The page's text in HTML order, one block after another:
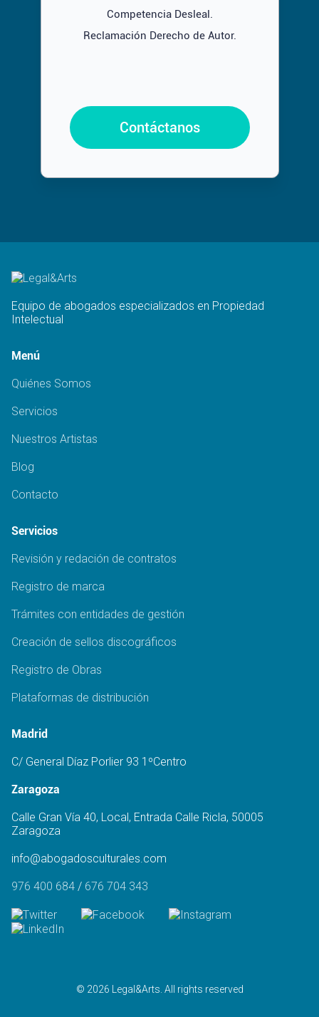
Competencia Desleal.
Reclamación Derecho de Autor.
Contáctanos
Equipo de abogados especializados en Propiedad
Intelectual
Menú
Quiénes Somos
Servicios
Nuestros Artistas
Blog
Contacto
Servicios
Revisión y redación de contratos
Registro de marca
Trámites con entidades de gestión
Creación de sellos discográficos
Registro de Obras
Plataformas de distribución
Madrid
C/ General Díaz Porlier 93 1ºCentro
Zaragoza
Calle Gran Vía 40, Local, Entrada Calle Ricla, 50005
Zaragoza
info@abogadosculturales.com
976 400 684 / 676 704 343
© 2026 Legal&Arts. All rights reserved